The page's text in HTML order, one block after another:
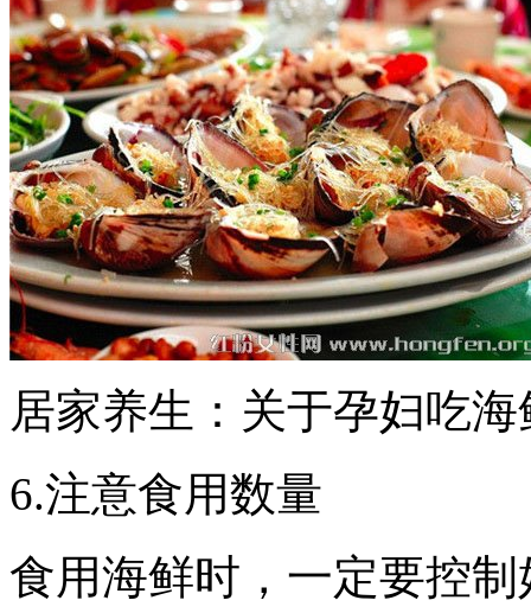
居家养生：关于孕妇吃
6.注意食用数量
食用海鲜时，一定要控